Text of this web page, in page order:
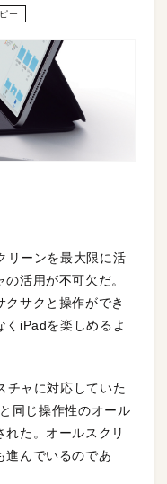
ー
リーンを最大限に活
活用が不可欠だ。
サクと操作ができ
くiPadを楽しめるよ
チャに対応していた
同じ操作性のオール
た。オールスクリ
進んでいるのであ